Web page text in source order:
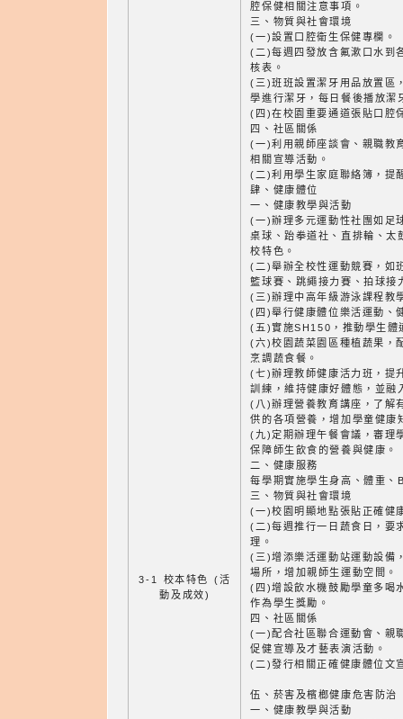
3-1 校本特色 (活
動及成效)
腔保健相關注意事項。
三、物質與社會環境
(一)設置口腔衛生保健專欄。
(二)每週四發放含氟漱口水到
核表。
(三)班班設置潔牙用品放置區
學進行潔牙，每日餐後播放潔
(四)在校園重要通道張貼口腔
四、社區關係
(一)利用親師座談會、親職教
相關宣導活動。
(二)利用學生家庭聯絡簿，提
肆、健康體位
一、健康教學與活動
(一)辦理多元運動性社團如足
桌球、跆拳道社、直排輪、太
校特色。
(二)舉辦全校性運動競賽，如
籃球賽、跳繩接力賽、拍球接
(三)辦理中高年級游泳課程教
(四)舉行健康體位樂活運動、
(五)實施SH150，推動學生體
(六)校園蔬菜園區種植蔬果，
烹調蔬食餐。
(七)辦理教師健康活力班，提
訓練，維持健康好體態，並融
(八)辦理營養教育講座，了解
供的各項營養，增加學童健康
(九)定期辦理午餐會議，審理
保障師生飲食的營養與健康。
二、健康服務
每學期實施學生身高、體重、
三、物質與社會環境
(一)校園明顯地點張貼正確健
(二)每週推行一日蔬食日，要
理。
(三)增添樂活運動站運動設備
場所，增加親師生運動空間。
(四)增設飲水機鼓勵學童多喝
作為學生獎勵。
四、社區關係
(一)配合社區聯合運動會、親
促健宣導及才藝表演活動。
(二)發行相關正確健康體位文
伍、菸害及檳榔健康危害防治
一、健康教學與活動